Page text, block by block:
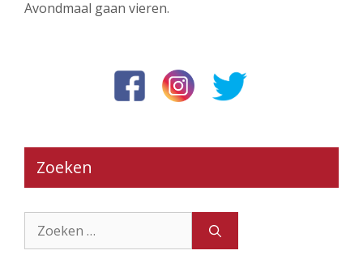
Avondmaal gaan vieren.
Zoeken
naar: